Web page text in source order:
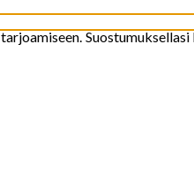
tarjoamiseen.